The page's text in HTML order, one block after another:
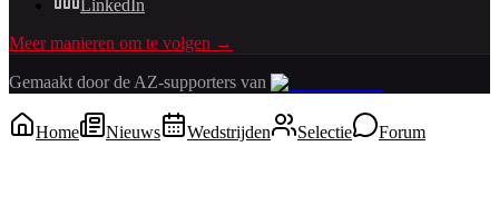
LinkedIn
Meer manieren om te volgen →
Gemaakt door de AZ-supporters van
Home Nieuws Wedstrijden Selectie Forum